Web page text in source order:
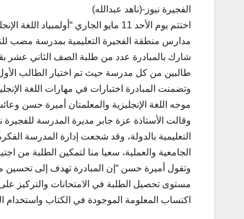
الفجيرة نيوز-(ناهد عبدالله)
اختتم يوم الأحد 11 مايو الجاري
مدارس منطقة الفجيرة التعليمية بمدرسة مضب
شارك بالمبادرة عدد من طلبة الصف الثاني عشر
طالبين من كل مدرسة حيث تم اختيار الطالب
وتضمنت المبادرة اختبارات في مهارات اللغة
موجه اللغة الإنجليزية والمعلمتان أميرة حسن
وقالت الأستاذة عزة جابر مديرة المدرسة للفجيرة
التعليمية بالدولة، وقد شجعت إدارة المدرسة
الجامعية والعملية، سعيا منا لتمكين الطلبة من
وتقول أميرة حسن “إن المبادرة تهدف إلى تحسين
مستوى تحصيل الطلبة في الامتحانات والتركيز
اكتساب المعلومة الموجودة في الكتاب واستخدام